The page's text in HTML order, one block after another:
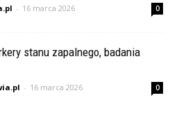
- 16 marca 2026 0
stanu zapalnego, badania
- 16 marca 2026 0